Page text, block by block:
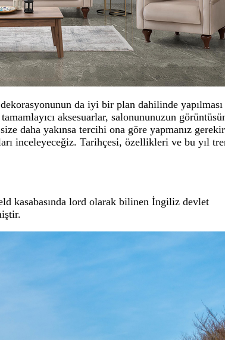
da iyi bir plan dahilinde yapılması
aksesuarlar, salonununuzun
daha yakınsa tercihi ona göre yapmanız
inceleyeceğiz. Tarihçesi, özellikleri ve bu yıl
kasabasında lord olarak bilinen İngiliz devlet